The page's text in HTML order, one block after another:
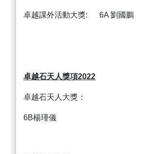
卓越課外活動大獎: 6A 劉國鵬
卓越石天人獎項2022
卓越石天人大獎：
6B楊瑾儀